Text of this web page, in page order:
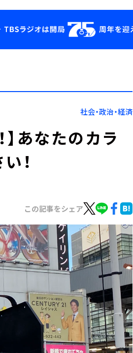
YouTube
会社情報社会・政治・経済
】あなたのカラ
！
この記事をシェア